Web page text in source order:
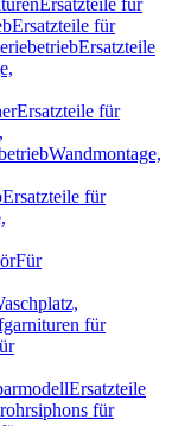
Ersatzteile für
Ersatzteile für
Ersatzteile
Ersatzteile für
Wandmontage,
Ersatzteile für
Für
für
Ersatzteile
für